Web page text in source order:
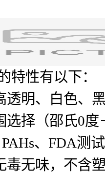
特性有以下：
透明、白色、
选择（邵氏0
、FDA测
毒无味，不含